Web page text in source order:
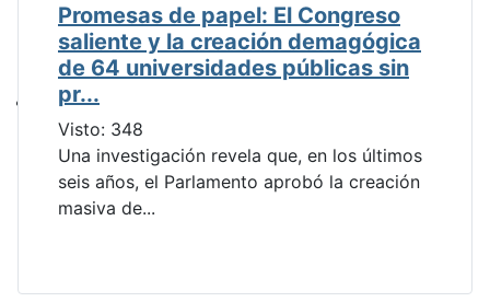
Promesas de papel: El Congreso
saliente y la creación demagógica
de 64 universidades públicas sin
pr...
Visto: 348
Una investigación revela que, en los últimos
seis años, el Parlamento aprobó la creación
masiva de...